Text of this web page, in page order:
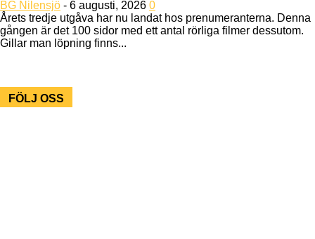
BG Nilensjö - 6 augusti, 2026 0
Årets tredje utgåva har nu landat hos prenumeranterna. Denna
gången är det 100 sidor med ett antal rörliga filmer dessutom.
Gillar man löpning finns...
FÖLJ OSS